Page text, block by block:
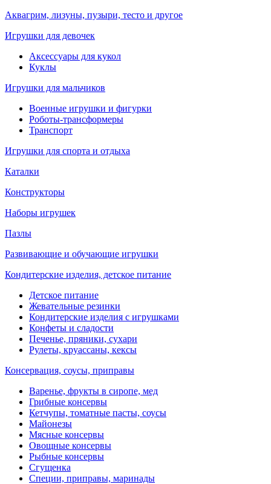
Аквагрим, лизуны, пузыри, тесто и другое
Игрушки для девочек
Аксессуары для кукол
Куклы
Игрушки для мальчиков
Военные игрушки и фигурки
Роботы-трансформеры
Транспорт
Игрушки для спорта и отдыха
Каталки
Конструкторы
Наборы игрушек
Пазлы
Развивающие и обучающие игрушки
Кондитерские изделия, детское питание
Детское питание
Жевательные резинки
Кондитерские изделия с игрушками
Конфеты и сладости
Печенье, пряники, сухари
Рулеты, круассаны, кексы
Консервация, соусы, приправы
Варенье, фрукты в сиропе, мед
Грибные консервы
Кетчупы, томатные пасты, соусы
Майонезы
Мясные консервы
Овощные консервы
Рыбные консервы
Сгущенка
Специи, приправы, маринады